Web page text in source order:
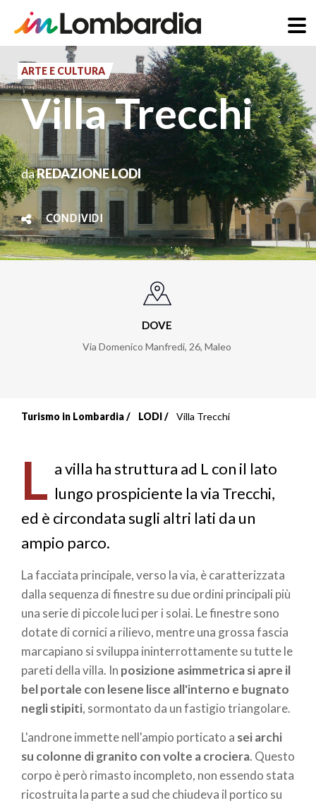
al
contenuto
principale
ARTE E CULTURA
Villa Trecchi
daREDAZIONE LODI
CONDIVIDI
DOVE
Via Domenico Manfredi, 26, Maleo
di
pane
Turismo in Lombardia LODI Villa Trecchi
L a villa ha struttura ad L con il lato
lungo prospiciente la via Trecchi,
ed è circondata sugli altri lati da un
ampio parco.
La facciata principale, verso la via, è caratterizzata
dalla sequenza di finestre su due ordini principali più
una serie di piccole luci per i solai. Le finestre sono
dotate di cornici a rilievo, mentre una grossa fascia
marcapiano si sviluppa ininterrottamente su tutte le
pareti della villa. In posizione asimmetrica si apre il
bel portale con lesene lisce all'interno e bugnato
negli stipiti, sormontato da un fastigio triangolare.
L'androne immette nell'ampio porticato a sei archi
su colonne di granito con volte a crociera. Questo
corpo è però rimasto incompleto, non essendo stata
ricostruita la parte a sud che chiudeva il portico su